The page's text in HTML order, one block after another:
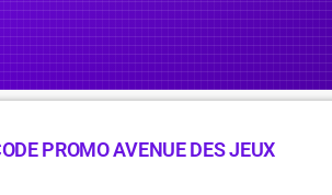
PROMO AVENUE DES JEUX